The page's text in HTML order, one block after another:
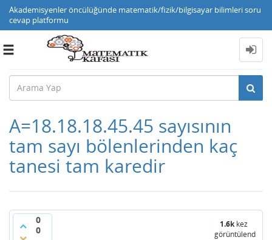
Akademisyenler öncülüğünde matematik/fizik/bilgisayar bilimleri soru
cevap platformu
Toggle
A=18.18.18.45.45 sayısının
tam sayı bölenlerinden kaç
tanesi tam karedir
0
0
1.6kkez
görüntülendi